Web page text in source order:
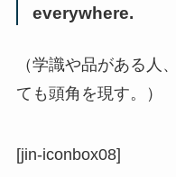
everywhere.
（学識や品がある人
ても頭角を現す。）
[jin-iconbox08]